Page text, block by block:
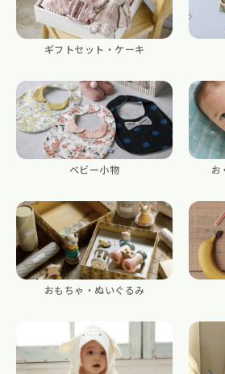
ギフトセット・ケーキ
ベビー小物 お
おもちゃ・ぬいぐるみ